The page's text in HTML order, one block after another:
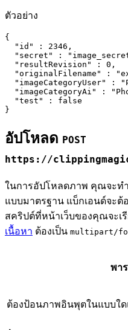
ตัวอย่าง
{
  "id" : 2346,
"secret" :
  "resultRevision" : 0,
"originalFilename" :
"imageCategoryUser" :
"imageCategoryAi" :
  "test" : false
}
อัปโหลด POST
https://
ในการอัปโหลดภาพ คุณจะทำ
แบบมาตรฐาน แบ็กเอนด์จะต้
สคริปต์ที่หน้าเว็บของคุณจะเ
เนื้อหา ต้องเป็น multipart/
พา
ต้องป้อนภาพอินพุตในแบบใ